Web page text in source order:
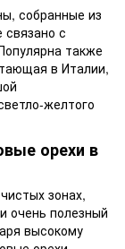
собранные из
с
также
в Италии,
желтого
орехи в
зонах,
очень полезный
высокому